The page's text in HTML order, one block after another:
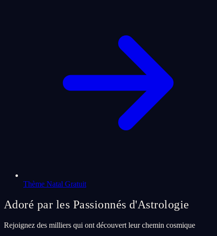
Thème Natal Gratuit
Adoré par les Passionnés d'Astrologie
Rejoignez des milliers qui ont découvert leur chemin cosmique